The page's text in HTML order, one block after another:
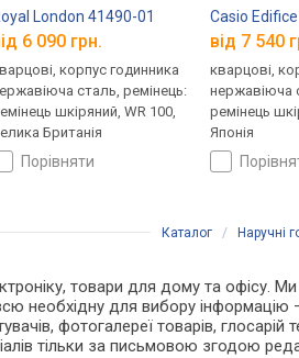
London 41490-01
6 090 грн.
корпус годинника
сталь, ремінець:
шкіряний, WR 100,
Британія
порівняти
Casio
від 7 540
кварцові,
нержавіюча
ремінець
Японія
Каталог / Наручні
товари для дому та офісу.
необхідну для вибору
фотогалереї товарів, глосарій
тільки за письмовою згодою